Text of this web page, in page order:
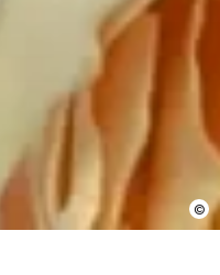
que les
utilisées pour